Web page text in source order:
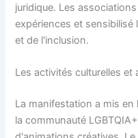
juridique. Les
expériences et sensibilisé
et de l'inclusion.
Les activités culturelles et
La manifestation a mis en
la communauté